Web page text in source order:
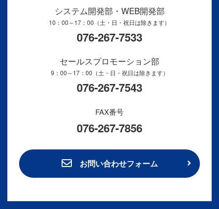
システム開発部・WEB開発部
10：00～17：00（土・日・祝日は除きます）
076-267-7533
セールスプロモーション部
9：00～17：00（土・日・祝日は除きます）
076-267-7543
FAX番号
076-267-7856
お問い合わせフォーム